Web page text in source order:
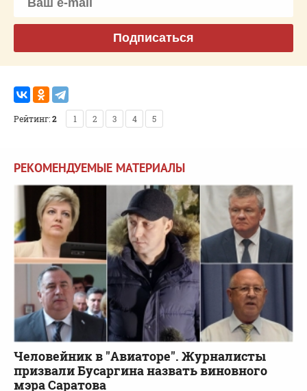
Подписаться
Рейтинг:2 1 2 3 4 5
РЕКОМЕНДУЕМЫЕ МАТЕРИАЛЫ
Человейник в "Авиаторе". Журналисты
призвали Бусаргина назвать виновного
мэра Саратова